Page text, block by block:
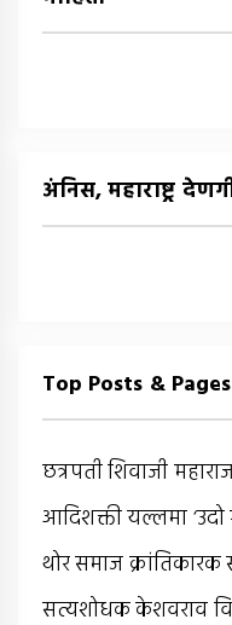
अंनिस, महाराष्ट्र
Top Posts & Pages
छत्रपती शिवाजी
आदिशक्ती यल्लमा ‘उदो
थोर समाज
सत्यशोधक केशवराव